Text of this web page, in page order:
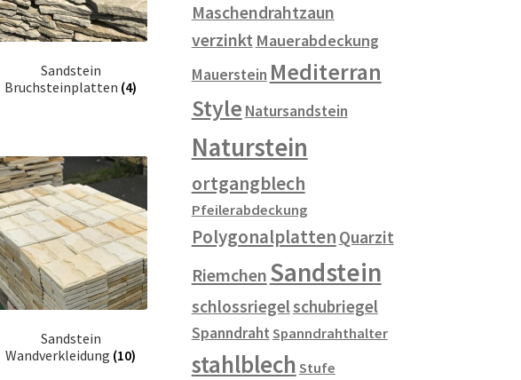
Sandstein
Bruchsteinplatten (4)
Sandstein
Wandverkleidung (10)
Maschendrahtzaun
verzinkt Mauerabdeckung
Mauerstein Mediterran
Style Natursandstein
Naturstein
ortgangblech
Pfeilerabdeckung
Polygonalplatten Quarzit
Riemchen Sandstein
schlossriegelschubriegel
SpanndrahtSpanndrahthalter
stahlblechStufe